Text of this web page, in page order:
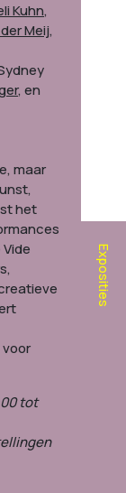
Kuhn,
Meij,
, en
maar
het
tot
Exposities